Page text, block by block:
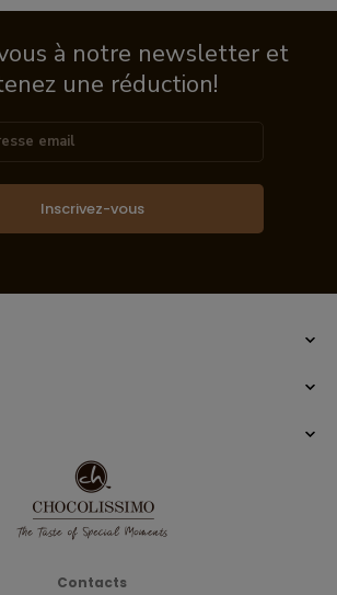
à notre newsletter et
une réduction!
Inscrivez-vous
Contacts